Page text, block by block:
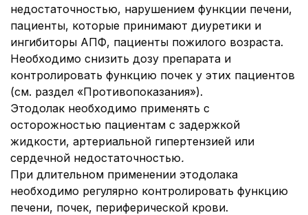
недостаточностью, нарушением функции печени,
пациенты, которые принимают диуретики и
ингибиторы АПФ, пациенты пожилого возраста.
Необходимо снизить дозу препарата и
контролировать функцию почек у этих пациентов
(см. раздел «Противопоказания»).
Этодолак необходимо применять с
осторожностью пациентам с задержкой
жидкости, артериальной гипертензией или
сердечной недостаточностью.
При длительном применении этодолака
необходимо регулярно контролировать функцию
печени, почек, периферической крови.